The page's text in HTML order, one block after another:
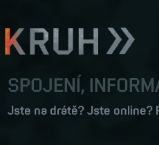
SPOJENÍ,
Jste na drátě? Jste online?